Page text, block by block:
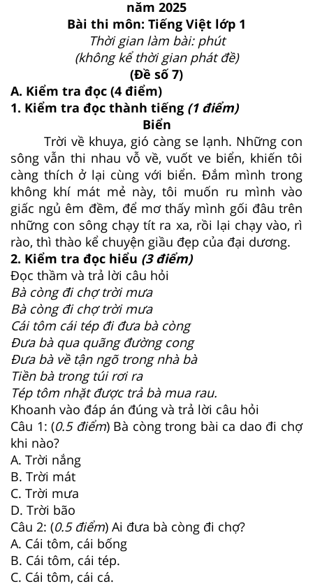
năm 2025
Bài thi môn: Tiếng Việt lớp 1
Thời gian làm bài: phút
(không kể thời gian phát đề)
(Đề số 7)
A. Kiểm tra đọc (4 điểm)
1. Kiểm tra đọc thành tiếng (1 điểm)
Biển
Trời về khuya, gió càng se lạnh. Những con
sông vẫn thi nhau vỗ về, vuốt ve biển, khiến tôi
càng thích ở lại cùng với biển. Đắm mình trong
không khí mát mẻ này, tôi muốn ru mình vào
giấc ngủ êm đềm, để mơ thấy mình gối đâu trên
những con sông chạy tít ra xa, rồi lại chạy vào, rì
rào, thì thào kể chuyện giầu đẹp của đại dương.
2. Kiểm tra đọc hiểu (3 điểm)
Đọc thầm và trả lời câu hỏi
Bà còng đi chợ trời mưa
Bà còng đi chợ trời mưa
Cái tôm cái tép đi đưa bà còng
Đưa bà qua quãng đường cong
Đưa bà về tận ngõ trong nhà bà
Tiền bà trong túi rơi ra
Tép tôm nhặt được trả bà mua rau.
Khoanh vào đáp án đúng và trả lời câu hỏi
Câu 1: (0.5 điểm) Bà còng trong bài ca dao đi chợ
khi nào?
A. Trời nắng
B. Trời mát
C. Trời mưa
D. Trời bão
Câu 2: (0.5 điểm) Ai đưa bà còng đi chợ?
A. Cái tôm, cái bống
B. Cái tôm, cái tép.
C. Cái tôm, cái cá.